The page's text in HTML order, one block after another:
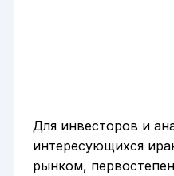
Для инвесторов и
интересующихся
рынком,